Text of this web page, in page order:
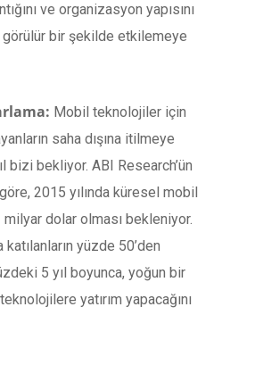
ve organizasyon yapısını
bir şekilde etkilemeye
Mobil teknolojiler için
saha dışına itilmeye
bizi bekliyor. ABI Research’ün
2015 yılında küresel mobil
dolar olması bekleniyor.
katılanların yüzde 50’den
5 yıl boyunca, yoğun bir
yatırım yapacağını